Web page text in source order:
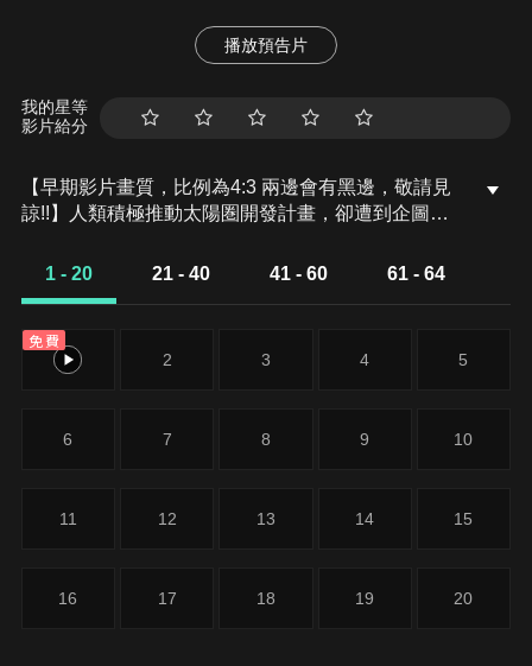
播放預告片
我的星等
影片給分
【早期影片畫質，比例為4:3 兩邊會有黑邊，敬請見
諒!!】人類積極推動太陽圏開發計畫，卻遭到企圖征
的地球防衛軍成員明神武，因吉森星的入侵而得知自
王」，迎戰來自吉森星的侵略者。然而，這場戰役卻
成為他與親哥哥馬克悲劇性對決的開端……。
1 - 20 21 - 40 41 - 60 61 - 64
免費
1 2 3 4 5
6 7 8 9 10
11 12 13 14 15
16 17 18 19 20